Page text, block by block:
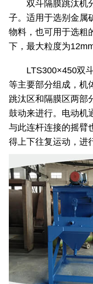
双斗隔膜跳汰机
子。适用于选别金属
物料，也可用于选粗
下，最大粒度为12mm
LTS300×450双
等主要部分组成，机
跳汰区和隔膜区两部
鼓动来进行。电动机
与此连杆连接的摇臂
得上下往复运动，进